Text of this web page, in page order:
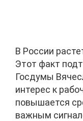
В России
Этот факт
Госдумы
интерес к
повышается
важным